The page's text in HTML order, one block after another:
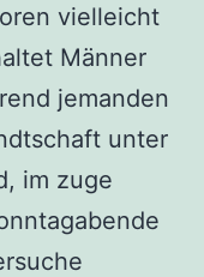
vielleicht
Männer
jemanden
unter
im zuge